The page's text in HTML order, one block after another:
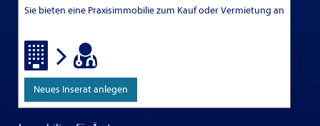
Sie bieten eine Praxisimmobilie zum Kauf oder Vermietung an
Neues Inserat anlegen